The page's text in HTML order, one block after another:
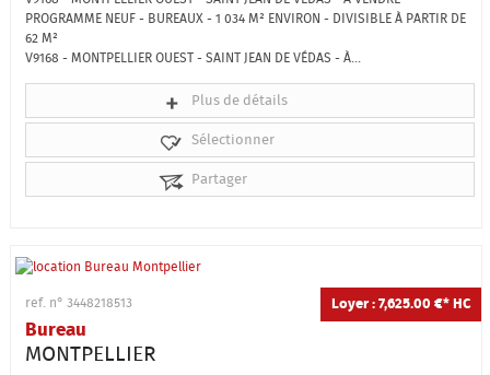
PROGRAMME NEUF - BUREAUX - 1 034 M² ENVIRON - DIVISIBLE À PARTIR DE
62 M²
V9168 - MONTPELLIER OUEST - SAINT JEAN DE VÉDAS - À...
Plus de détails
Sélectionner
Partager
Loyer : 7,625.00 €* HC
ref. n° 3448218513
Bureau
MONTPELLIER